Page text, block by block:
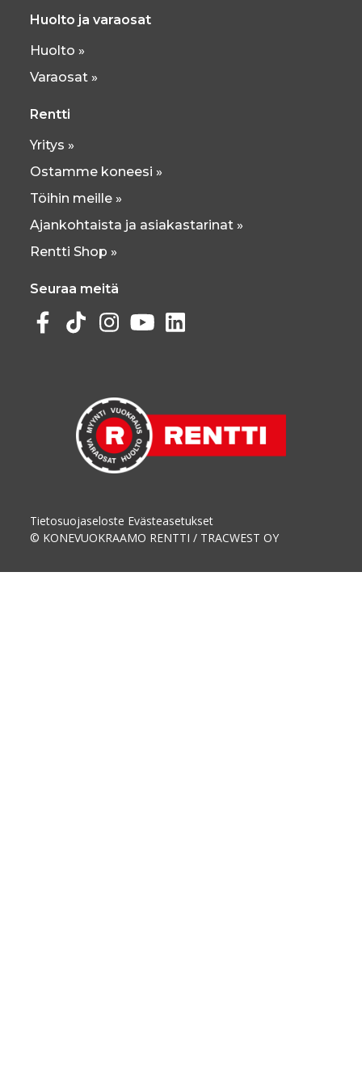
Huolto ja varaosat
Huolto »
Varaosat »
Rentti
Yritys »
Ostamme koneesi »
Töihin meille »
Ajankohtaista ja asiakastarinat »
Rentti Shop »
Seuraa meitä
Tietosuojaseloste Evästeasetukset
© KONEVUOKRAAMO RENTTI / TRACWEST OY